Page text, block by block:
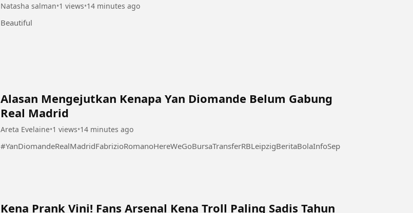
Natasha salman•1 views•14 minutes ago
Beautiful
Alasan Mengejutkan Kenapa Yan Diomande Belum Gabung
Real Madrid
Areta Evelaine•1 views•14 minutes ago
#YanDiomandeRealMadridFabrizioRomanoHereWeGoBursaTransferRBLeipzigBeritaBolaInfoSepakBola
Kena Prank Vini! Fans Arsenal Kena Troll Paling Sadis Tahun